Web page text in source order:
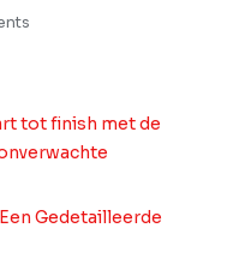
tot finish met de
Gedetailleerde